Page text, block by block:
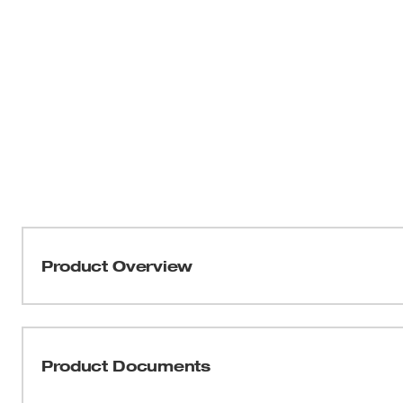
Product Overview
usinés sur mesure pour offrir un ajustement précis et
Product Documents